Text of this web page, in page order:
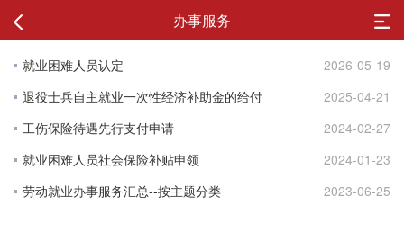
办事服务
就业困难人员认定
2026-05-19
退役士兵自主就业一次性经济补助金的给付
2025-04-21
工伤保险待遇先行支付申请
2024-02-27
就业困难人员社会保险补贴申领
2024-01-23
劳动就业办事服务汇总--按主题分类
2023-06-25